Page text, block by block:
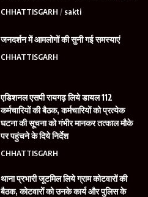
CHHATTISGARH sakti
जनदर्शन में आमलोगों की सुनी गई समस्याएं
CHHATTISGARH
एडिशनल एसपी रायगढ़ लिये डायल 112
कर्मचारियों की बैठक, कर्मचारियों को प्रत्येक
घटना की सूचना को गंभीर मानकर तत्काल मौके
पर पहुंचने के दिये निर्देश
CHHATTISGARH
थाना प्रभारी जूटमिल लिये ग्राम कोटवारों की
बैठक, कोटवारों को उनके कार्य और पुलिस के